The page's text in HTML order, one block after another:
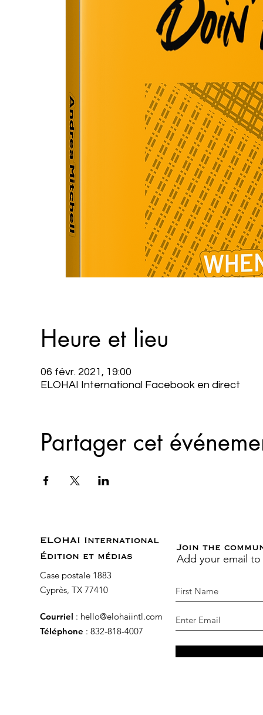
Heure et lieu
06 févr. 2021, 19:00
ELOHAI International Facebook en direct
Partager cet
ELOHAI International
Édition et médias
Case postale 1883
Cyprès, TX 77410
Courriel : hello@elohaiintl.com
Téléphone : 832-818-4007
Join the
Add your email